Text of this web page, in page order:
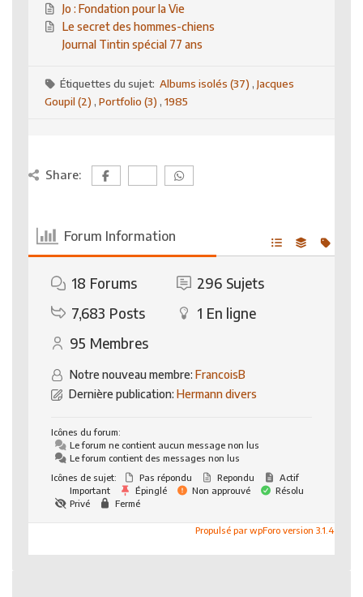
Jo : Fondation pour la Vie
Le secret des hommes-chiens
Journal Tintin spécial 77 ans
Étiquettes du sujet:Albums isolés (37) , Jacques
Goupil (2) , Portfolio (3) , 1985
Share:
Forum Information
18 Forums 296 Sujets
7,683 Posts 1 En ligne
95 Membres
Notre nouveau membre: FrancoisB
Dernière publication: Hermann divers
Icônes du forum:
Le forum ne contient aucun message non lus
Le forum contient des messages non lus
Icônes de sujet:
Pas répondu Repondu
Actif
Important
Épinglé Non approuvé
Résolu
Privé
Fermé
Propulsé par wpForo version 3.1.4